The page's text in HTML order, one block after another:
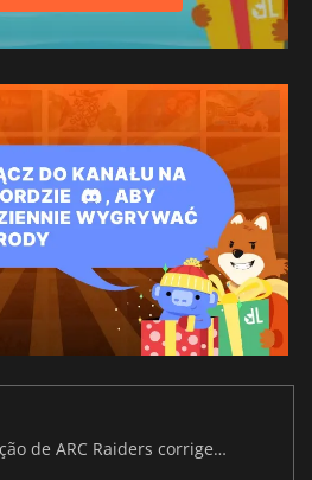
A mais recente atualização de ARC Raiders corrige exploits e suaviza o sistema de saque